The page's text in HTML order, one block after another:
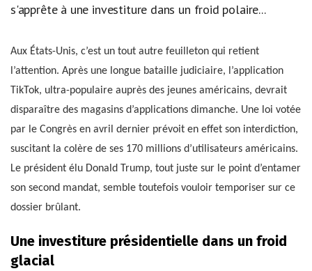
s'apprête à une investiture dans un froid polaire...
Aux États-Unis, c’est un tout autre feuilleton qui retient
l’attention. Après une longue bataille judiciaire, l’application
TikTok, ultra-populaire auprès des jeunes américains, devrait
disparaître des magasins d’applications dimanche. Une loi votée
par le Congrès en avril dernier prévoit en effet son interdiction,
suscitant la colère de ses 170 millions d’utilisateurs américains.
Le président élu Donald Trump, tout juste sur le point d’entamer
son second mandat, semble toutefois vouloir temporiser sur ce
dossier brûlant.
Une investiture présidentielle dans un froid
glacial